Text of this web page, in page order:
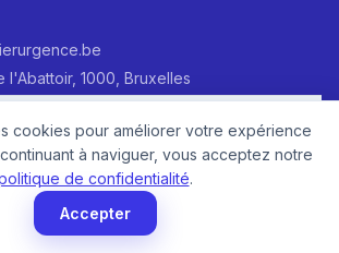
l'Abattoir, 1000, Bruxelles
et d'expertise —
Urgence Belgique
cookies pour améliorer votre expérience
à naviguer, vous acceptez notre
de confidentialité.
Accepter